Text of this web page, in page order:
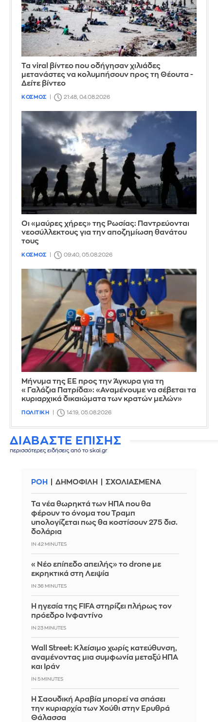
Τα viral βίντεο που οδήγησαν χιλιάδες
μετανάστες να κολυμπήσουν προς τη Θέουτα -
Δείτε βίντεο
ΚΟΣΜΟΣ 21:48, 04.08.2026
Οι «μαύρες χήρες» της Ρωσίας: Παντρεύονται
νεοσύλλεκτους για την αποζημίωση θανάτου
τους
ΚΟΣΜΟΣ 09:40, 05.08.2026
Μήνυμα της ΕΕ προς την Άγκυρα για τη
«Γαλάζια Πατρίδα»: «Αναμένουμε να σέβεται τα
κυριαρχικά δικαιώματα των κρατών μελών»
ΠΟΛΙΤΙΚΗ 14:19, 05.08.2026
ΔΙΑΒΑΣΤΕ ΕΠΙΣΗΣ
περισσότερες ειδήσεις από το skai.gr
ΡΟΗ ΔΗΜΟΦΙΛΗ ΣΧΟΛΙΑΣΜΕΝΑ
Τα νέα θωρηκτά των ΗΠΑ που θα
φέρουν το όνομα του Τραμπ
υπολογίζεται πως θα κοστίσουν 275 δισ.
δολάρια
IN 42 MINUTES
«Νέο επίπεδο απειλής» το drone με
εκρηκτικά στη Λειψία
IN 36 MINUTES
Η ηγεσία της FIFA στηρίζει πλήρως τον
πρόεδρο Ινφαντίνο
IN 23 MINUTES
Wall Street: Κλείσιμο χωρίς κατεύθυνση,
αναμένοντας μια συμφωνία μεταξύ ΗΠΑ
και Ιράν
IN 5 MINUTES
Η Σαουδική Αραβία μπορεί να σπάσει
την κυριαρχία των Χούθι στην Ερυθρά
Θάλασσα